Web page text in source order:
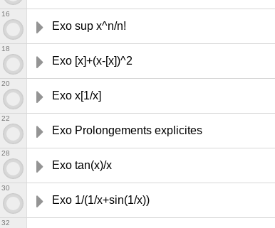
Exo sup x^n/n!
16
Exo [x]+(x-[x])^2
18
Exo x[1/x]
20
Exo Prolongements explicites
22
Exo tan(x)/x
28
Exo 1/(1/x+sin(1/x))
30
32